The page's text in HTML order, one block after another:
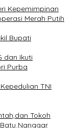
Kepemimpinan
Merah Putih
Bupati
dan Ikuti
Purba
TNI
Tokoh
Nanggar